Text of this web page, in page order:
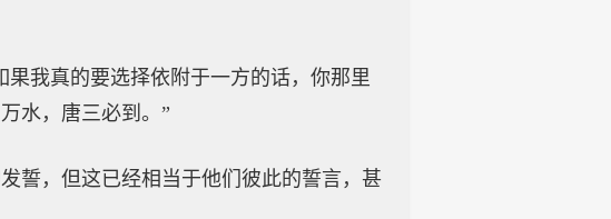
我真的要选择依附于一方的话，你那里
水，唐三必到。”
誓，但这已经相当于他们彼此的誓言，甚